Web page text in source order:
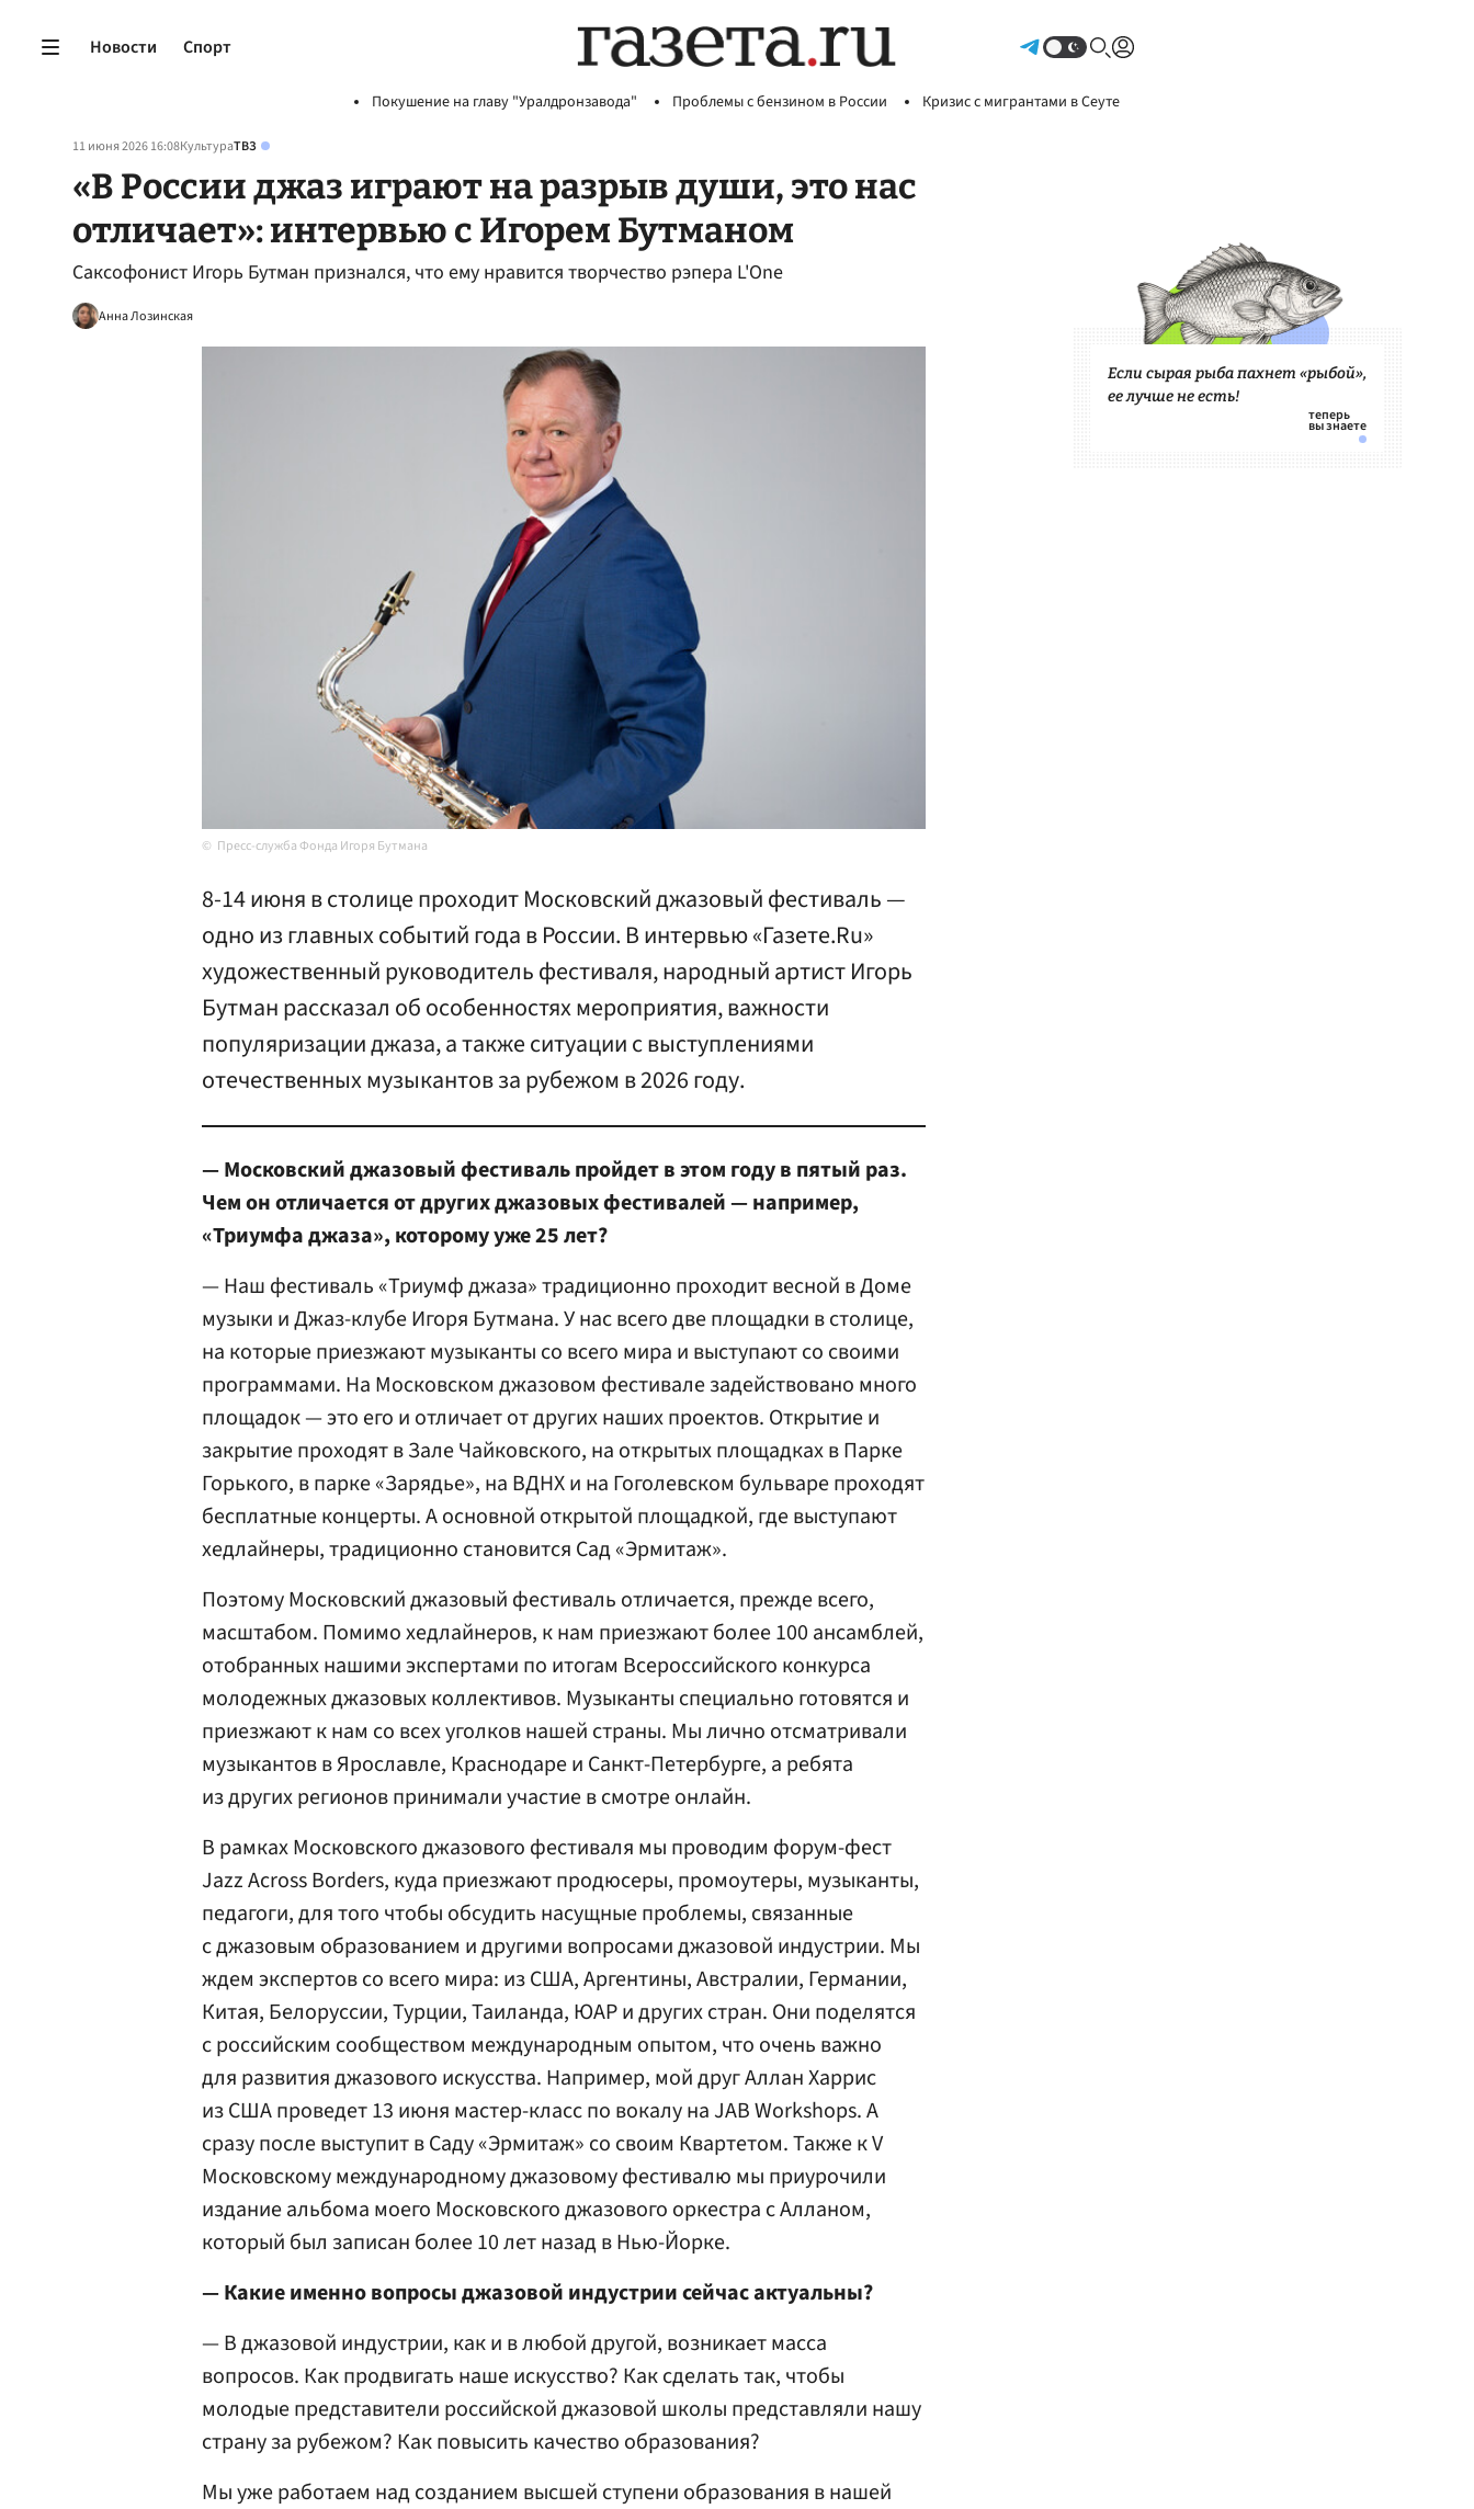
Новости Спорт
Покушение на главу "Уралдронзавода" Проблемы с бензином в России Кризис с мигрантами в Сеуте
11 июня 2026 16:08КультураТВЗ
«В России джаз играют на разрыв души, это нас
отличает»: интервью с Игорем Бутманом
Саксофонист Игорь Бутман признался, что ему нравится творчество рэпера L'One
Анна Лозинская
Пресс-служба Фонда Игоря Бутмана
8-14 июня в столице проходит Московский джазовый фестиваль —
одно из главных событий года в России. В интервью «Газете.Ru»
художественный руководитель фестиваля, народный артист Игорь
Бутман рассказал об особенностях мероприятия, важности
популяризации джаза, а также ситуации с выступлениями
отечественных музыкантов за рубежом в 2026 году.
— Московский джазовый фестиваль пройдет в этом году в пятый раз.
Чем он отличается от других джазовых фестивалей — например,
«Триумфа джаза», которому уже 25 лет?
— Наш фестиваль «Триумф джаза» традиционно проходит весной в Доме
музыки и Джаз-клубе Игоря Бутмана. У нас всего две площадки в столице,
на которые приезжают музыканты со всего мира и выступают со своими
программами. На Московском джазовом фестивале задействовано много
площадок — это его и отличает от других наших проектов. Открытие и
закрытие проходят в Зале Чайковского, на открытых площадках в Парке
Горького, в парке «Зарядье», на ВДНХ и на Гоголевском бульваре проходят
бесплатные концерты. А основной открытой площадкой, где выступают
хедлайнеры, традиционно становится Сад «Эрмитаж».
Поэтому Московский джазовый фестиваль отличается, прежде всего,
масштабом. Помимо хедлайнеров, к нам приезжают более 100 ансамблей,
отобранных нашими экспертами по итогам Всероссийского конкурса
молодежных джазовых коллективов. Музыканты специально готовятся и
приезжают к нам со всех уголков нашей страны. Мы лично отсматривали
музыкантов в Ярославле, Краснодаре и Санкт-Петербурге, а ребята
из других регионов принимали участие в смотре онлайн.
В рамках Московского джазового фестиваля мы проводим форум-фест
Jazz Across Borders, куда приезжают продюсеры, промоутеры, музыканты,
педагоги, для того чтобы обсудить насущные проблемы, связанные
с джазовым образованием и другими вопросами джазовой индустрии. Мы
ждем экспертов со всего мира: из США, Аргентины, Австралии, Германии,
Китая, Белоруссии, Турции, Таиланда, ЮАР и других стран. Они поделятся
с российским сообществом международным опытом, что очень важно
для развития джазового искусства. Например, мой друг Аллан Харрис
из США проведет 13 июня мастер-класс по вокалу на JAB Workshops. А
сразу после выступит в Саду «Эрмитаж» со своим Квартетом. Также к V
Московскому международному джазовому фестивалю мы приурочили
издание альбома моего Московского джазового оркестра с Алланом,
который был записан более 10 лет назад в Нью-Йорке.
— Какие именно вопросы джазовой индустрии сейчас актуальны?
— В джазовой индустрии, как и в любой другой, возникает масса
вопросов. Как продвигать наше искусство? Как сделать так, чтобы
молодые представители российской джазовой школы представляли нашу
страну за рубежом? Как повысить качество образования?
Мы уже работаем над созданием высшей ступени образования в нашей
Если сырая рыба пахнет «рыбой»,
ее лучше не есть!